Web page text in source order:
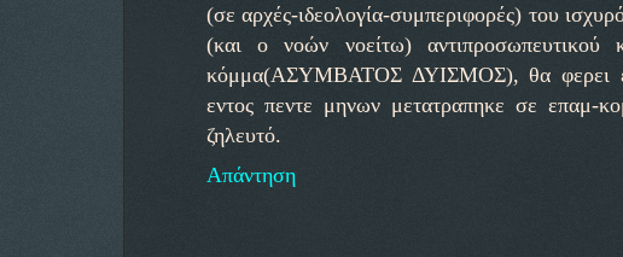
(σε αρχές-ιδεολογία-συμπεριφορές) του
(και ο νοών νοείτω) αντιπροσωπευτικού
κόμμα(ΑΣΥΜΒΑΤΟΣ ΔΥΙΣΜΟΣ), θα φερει
εντος πεντε μηνων μετατραπηκε σε επαμ-
ζηλευτό.
Απάντηση